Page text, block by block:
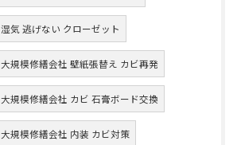
湿気 逃げない クローゼット
大規模修繕会社 壁紙張替え カビ再発
大規模修繕会社 カビ 石膏ボード交換
大規模修繕会社 内装 カビ対策